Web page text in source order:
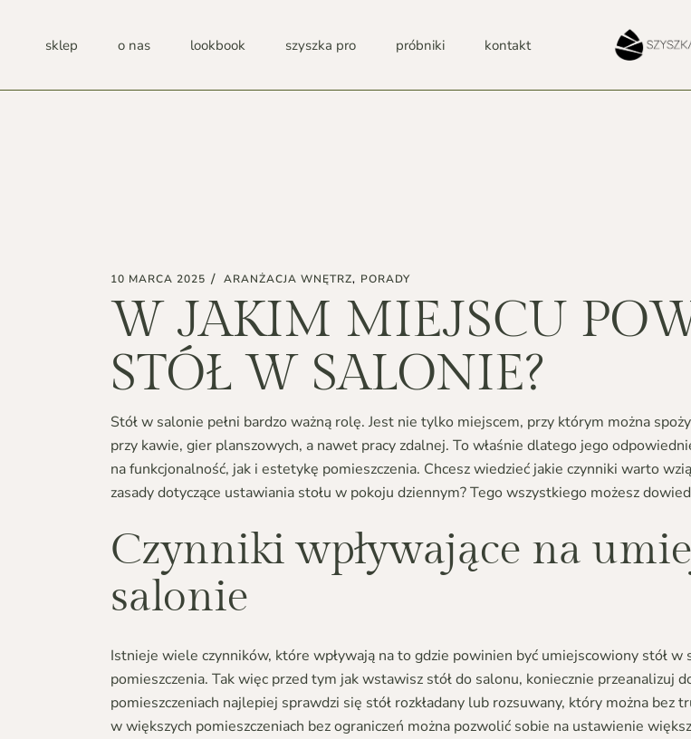
zawartościsklep o nas
FAQ
B2B
lookbook szyszka pro próbniki kontakt
10 MARCA 2025 ARANŻACJA WNĘTRZ PORADY
W JAKIM MIEJSCU
STÓŁ W SALONIE?
Stółw salonie pełni bardzo ważną rolę. Jest nie tylko miejscem, przy którym można
przy kawie, gier planszowych, a nawet pracy zdalnej. To właśnie dlatego jego
na funkcjonalność, jak i estetykę pomieszczenia. Chcesz wiedzieć jakie czynniki warto
zasady dotyczące ustawiania stołu w pokoju dziennym? Tego wszystkiego możesz
Czynniki wpływające na
salonie
Istnieje wiele czynników, które wpływają na to gdzie powinien być umiejscowiony stół
pomieszczenia. Tak więc przed tym jak wstawisz stół do salonu, koniecznie przeanalizuj
pomieszczeniach najlepiej sprawdzi się stół rozkładany lub rozsuwany, który można bez
w większych pomieszczeniach bez ograniczeń można pozwolić sobie na ustawienie